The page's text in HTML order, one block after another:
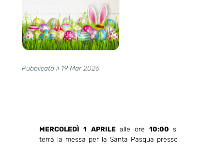
Pubblicato il 19 Mar 2026
MERCOLEDÌ 1 APRILE alle ore 10:00si
terrà la messa per la Santa Pasqua presso